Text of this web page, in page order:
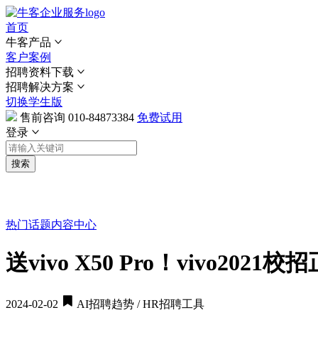
首页
牛客产品
客户案例
招聘资料下载
招聘解决方案
切换学生版
售前咨询 010-84873384 免费试用
登录
搜索
热门话题内容中心
送vivo X50 Pro！vivo2021校招
2024-02-02 AI招聘趋势 / HR招聘工具